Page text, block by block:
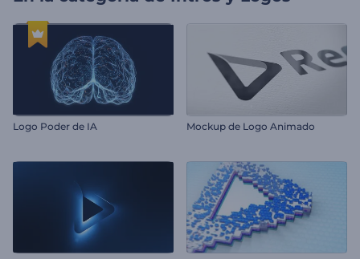
Logo Poder de IA Mockup de Logo Animado